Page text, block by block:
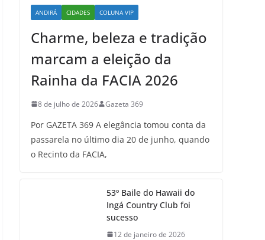
ANDIRÁ CIDADES COLUNA VIP
Charme, beleza e tradição
marcam a eleição da
Rainha da FACIA 2026
8 de julho de 2026 Gazeta 369
Por GAZETA 369 A elegância tomou conta da
passarela no último dia 20 de junho, quando
o Recinto da FACIA,
53º Baile do Hawaii do
Ingá Country Club foi
sucesso
12 de janeiro de 2026